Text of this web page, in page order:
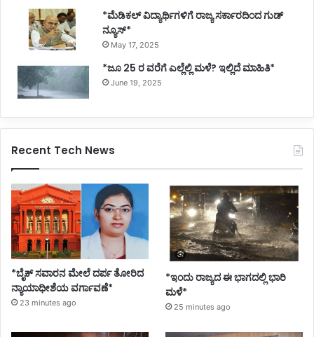
*ಮೆಡಿಕಲ್ ವಿದ್ಯಾರ್ಥಿಗಳಿಗೆ ರಾಜ್ಯ ಸರ್ಕಾರದಿಂದ ಗುಡ್
ನ್ಯೂಸ್*
May 17, 2025
*ಜೂ 25 ರ ವರೆಗೆ ಎಲ್ಲೆಲ್ಲಿ ಮಳೆ? ಇಲ್ಲಿದೆ ಮಾಹಿತಿ*
June 19, 2025
Recent Tech News
*ಬೈಕ್ ಸವಾರನ ಮೇಲೆ ದರ್ಪ ತೋರಿದ
ನ್ಯಾಯಾಧೀಶೆಯ ವರ್ಗಾವಣೆ*
23 minutes ago
*ಇಂದು ರಾಜ್ಯದ ಈ ಭಾಗದಲ್ಲಿ ಭಾರಿ
ಮಳೆ*
25 minutes ago